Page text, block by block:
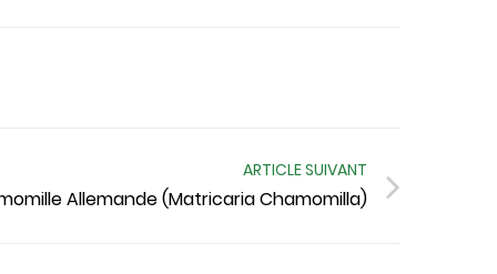
ARTICLE SUIVANT
Allemande (Matricaria Chamomilla)